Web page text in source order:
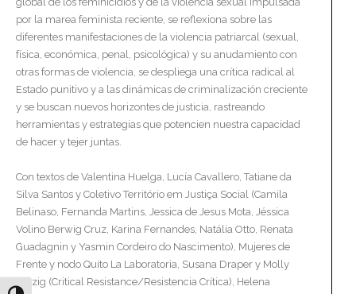
por la marea feminista reciente, se reflexiona sobre las
diferentes manifestaciones de la violencia patriarcal (sexual,
física, económica, penal, psicológica) y su anudamiento con
otras formas de violencia, se despliega una crítica radical al
Estado punitivo y a las dinámicas de criminalización creciente
y se buscan nuevos horizontes de justicia, rastreando
herramientas y estrategias que potencien nuestra capacidad
de hacer y tejer juntas.
Con textos de Valentina Huelga, Lucía Cavallero, Tatiane da
Silva Santos y Coletivo Território em Justiça Social (Camila
Belinaso, Fernanda Martins, Jessica de Jesus Mota, Jéssica
Volino Berwig Cruz, Karina Fernandes, Natália Otto, Renata
Guadagnin y Yasmin Cordeiro do Nascimento), Mujeres de
Frente y nodo Quito La Laboratoria, Susana Draper y Molly
Porzig (Critical Resistance/Resistencia Crítica), Helena